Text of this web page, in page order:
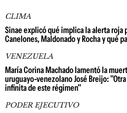
CLIMA
Sinae explicó qué implica la alerta roja
Canelones, Maldonado y Rocha y qué
VENEZUELA
María Corina Machado lamentó la
uruguayo-venezolano José Breijo:
infinita de este régimen"
PODER EJECUTIVO